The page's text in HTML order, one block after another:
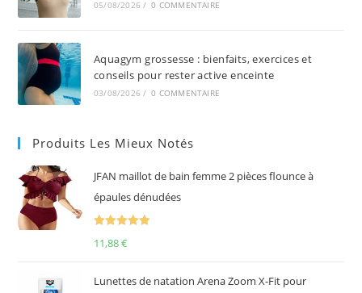
05/08/2026 / 0 COMMENTAIRE
Aquagym grossesse : bienfaits, exercices et
conseils pour rester active enceinte
03/08/2026 / 0 COMMENTAIRE
Produits Les Mieux Notés
JFAN maillot de bain femme 2 pièces flounce à
épaules dénudées
11,88€
Lunettes de natation Arena Zoom X-Fit pour